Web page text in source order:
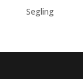
Segling